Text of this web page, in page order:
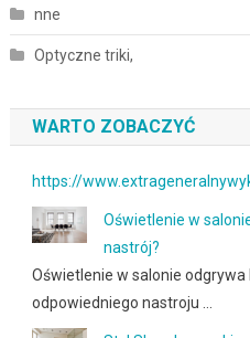
nne
Optyczne triki,
WARTO ZOBACZYĆ
https://
Oświetlenie w
nastrój?
Oświetlenie w salonie
odpowiedniego nastroju …